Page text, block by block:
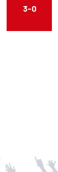
3-0